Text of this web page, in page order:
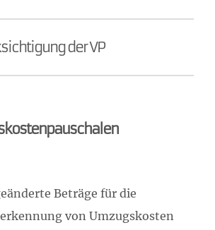
der VP
Beträge für die
von Umzugskosten